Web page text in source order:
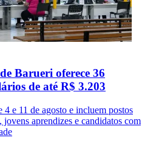
Barueri oferece 36
de até R$ 3.203
e 11 de agosto e incluem postos
jovens aprendizes e candidatos com